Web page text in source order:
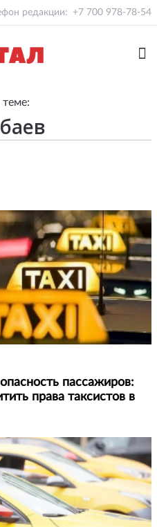
редакции: +7 700 978-78-54
пассажиров:
права таксистов в